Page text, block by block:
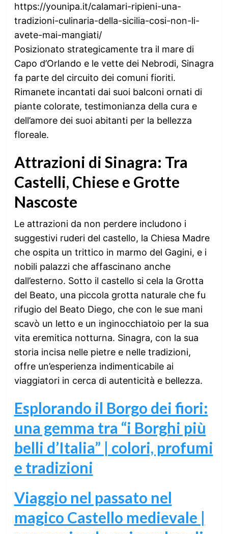
https://younipa.it/calamari-ripieni-una-
tradizioni-culinaria-della-sicilia-cosi-non-li-
avete-mai-mangiati/
Posizionato strategicamente tra il mare di
Capo d’Orlando e le vette dei Nebrodi, Sinagra
fa parte del circuito dei comuni fioriti.
Rimanete incantati dai suoi balconi ornati di
piante colorate, testimonianza della cura e
dell’amore dei suoi abitanti per la bellezza
floreale.
Attrazioni di Sinagra: Tra
Castelli, Chiese e Grotte
Nascoste
Le attrazioni da non perdere includono i
suggestivi ruderi del castello, la Chiesa Madre
che ospita un trittico in marmo del Gagini, e i
nobili palazzi che affascinano anche
dall’esterno. Sotto il castello si cela la Grotta
del Beato, una piccola grotta naturale che fu
rifugio del Beato Diego, che con le sue mani
scavò un letto e un inginocchiatoio per la sua
vita eremitica notturna. Sinagra, con la sua
storia incisa nelle pietre e nelle tradizioni,
offre un’esperienza indimenticabile ai
viaggiatori in cerca di autenticità e bellezza.
Esplorando il Borgo dei fiori:
una gemma tra “i Borghi più
belli d’Italia” | colori, profumi
e tradizioni
Viaggio nel passato nel
magico Castello medievale |